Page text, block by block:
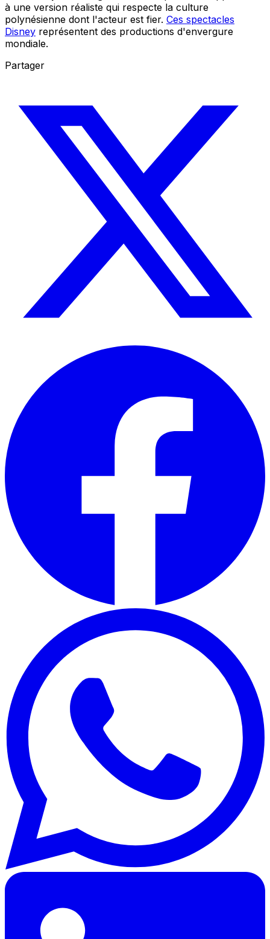
à une version réaliste qui respecte la culture
polynésienne dont l'acteur est fier. Ces spectacles
Disney représentent des productions d'envergure
mondiale.
Partager